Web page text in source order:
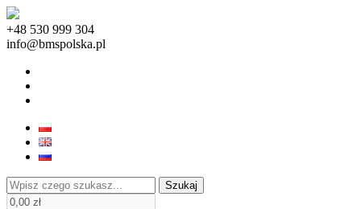
+48 530 999 304
info@bmspolska.pl
Szukaj